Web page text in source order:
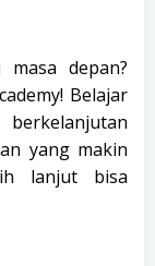
depan?
Belajar
yang makin
lanjut bisa